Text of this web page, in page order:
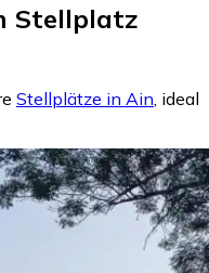
Stellplatz
Stellplätze in Ain, ideal